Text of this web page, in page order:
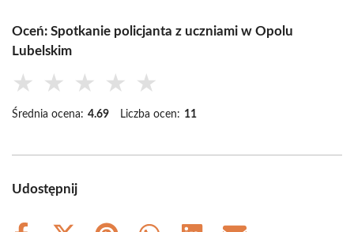
Oceń: Spotkanie policjanta z uczniami w Opolu
Lubelskim
★ ★ ★ ★ ★
Średnia ocena: 4.69 Liczba ocen: 11
Udostępnij